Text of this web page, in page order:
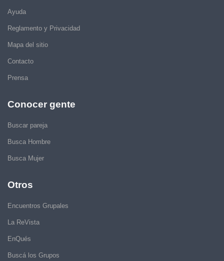
Ayuda
Reglamento y Privacidad
Mapa del sitio
Contacto
Prensa
Conocer gente
Buscar pareja
Busca Hombre
Busca Mujer
Otros
Encuentros Grupales
La ReVista
EnQués
Buscá los Grupos